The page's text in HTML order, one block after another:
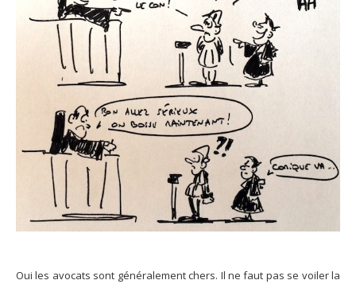
Oui les avocats sont généralement chers. Il ne faut pas se voiler la